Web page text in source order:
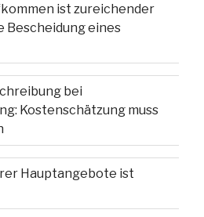
ist zureichender
Bescheidung eines
bei
Kostenschätzung muss
Hauptangebote ist